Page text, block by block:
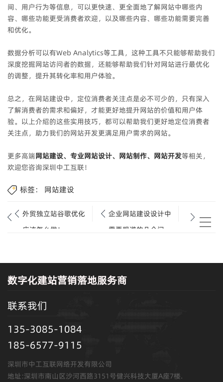
间、用户行为等信息，可以更快速、更全面地了解网站中哪些内
容、哪些功能更受消费者欢迎，以及哪些内容、哪些功能需要完善
和优化。
数据分析可以有Web Analytics等工具，这种工具不只能够帮助我们
深度挖掘网站访问者的数据，还能够帮助我们针对网站进行最优化
的调整，提升其转化率和用户体验。
总之，在网站建设中，定位消费者关注点是必不可少的，只有深入
了解消费者的需求和偏好，才能更好地提升网站的价值和用户体
验。以上介绍的这些实用技巧，都可以帮助我们更好地定位消费者
关注点，助力我们的网站开发更满足用户需求的网站。
更多高端网站建设、专业网站设计、网站制作、网站开发等相关，
欢迎您咨询深圳中工互联！
标签： 网站建设
外贸独立站谷歌优化
应该怎么做！
企业网站建设设计中
需要规避的几个问
数字化建站营销落地服务商
联系我们
135-3085-1084
185-6577-9115
深圳市中工互联网络开发有限公司
地址:深圳市南山区沙河西路3151号健兴科技大厦A座7楼.